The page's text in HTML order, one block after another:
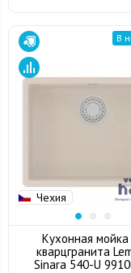
Чехия
В
Кухонная мойка
кварцгранита
Sinara 540-U